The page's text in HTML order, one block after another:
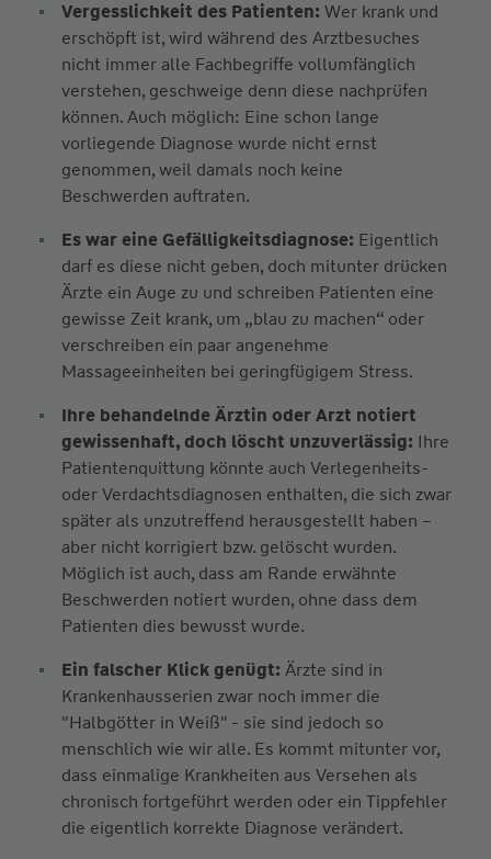
Vergesslichkeit des Patienten: Wer krank und
erschöpft ist, wird während des Arztbesuches
nicht immer alle Fachbegriffe vollumfänglich
verstehen, geschweige denn diese nachprüfen
können. Auch möglich: Eine schon lange
vorliegende Diagnose wurde nicht ernst
genommen, weil damals noch keine
Beschwerden auftraten.
Es war eine Gefälligkeitsdiagnose: Eigentlich
darf es diese nicht geben, doch mitunter drücken
Ärzte ein Auge zu und schreiben Patienten eine
gewisse Zeit krank, um „blau zu machen“ oder
verschreiben ein paar angenehme
Massageeinheiten bei geringfügigem Stress.
Ihre behandelnde Ärztin oder Arzt notiert
gewissenhaft, doch löscht unzuverlässig: Ihre
Patientenquittung könnte auch Verlegenheits-
oder Verdachtsdiagnosen enthalten, die sich zwar
später als unzutreffend herausgestellt haben –
aber nicht korrigiert bzw. gelöscht wurden.
Möglich ist auch, dass am Rande erwähnte
Beschwerden notiert wurden, ohne dass dem
Patienten dies bewusst wurde.
Ein falscher Klick genügt: Ärzte sind in
Krankenhausserien zwar noch immer die
"Halbgötter in Weiß" - sie sind jedoch so
menschlich wie wir alle. Es kommt mitunter vor,
dass einmalige Krankheiten aus Versehen als
chronisch fortgeführt werden oder ein Tippfehler
die eigentlich korrekte Diagnose verändert.